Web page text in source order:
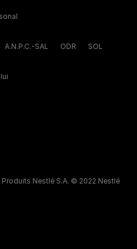
Nestlé S.A. © 2022 Nestlé
A.N.P.C.-SAL ODR SOL